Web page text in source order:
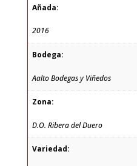
Añada:
2016
Bodega:
Aalto Bodegas y Viñedos
Zona:
D.O. Ribera del Duero
Variedad: